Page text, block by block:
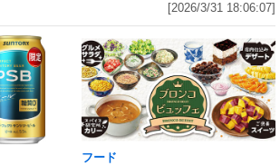
[2026/3/31 18:06:07]
フード